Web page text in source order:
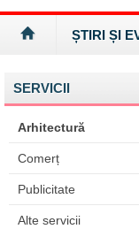
ȘTIRI ȘI
SERVICII
Arhitectură
Comerț
Publicitate
Alte servicii